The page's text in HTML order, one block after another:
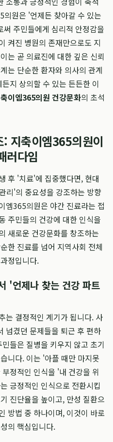
원은 '언제든 찾아갈 수 있는
주민들에게 심리적 안정감을
켜진 병원의 존재만으로도 지
는 곧 의료진에 대한 깊은 신뢰
는 단순한 환자와 의사의 관계
지 상의할 수 있는 든든한 이
이엠365의원 건강문화의 초석
지축이엠365의원이
러다임
후 '치료'에 집중했다면, 현대
리'의 중요성을 강조하는 방향
엠365의원은 야간 진료라는 접
주민들의 건강에 대한 인식을
새로운 건강문화를 창조하는
한 진료를 넘어 지역사회 전체
정입니다.
'언제나 찾는 건강 파트
는 결정적인 계기가 됩니다. 사
넘겼던 문제들을 퇴근 후 편하
들은 질병을 키우지 않고 초기
니다. 이는 '아플 때만 마지못
정적인 인식을 '내 건강을 위
긍정적인 인식으로 전환시킵
진단율을 높이고, 만성 질환으
방법 중 하나이며, 이것이 바로
의 핵심입니다.